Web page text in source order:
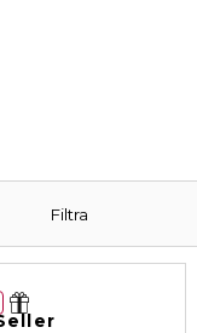
Filtra